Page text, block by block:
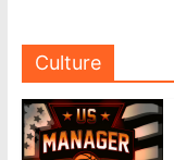
Culture